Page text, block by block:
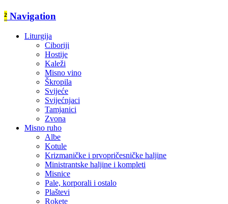
² Navigation
Liturgija
Ciboriji
Hostije
Kaleži
Misno vino
Škropila
Svijeće
Svijećnjaci
Tamjanici
Zvona
Misno ruho
Albe
Kotule
Krizmaničke i prvopričesničke haljine
Ministrantske haljine i kompleti
Misnice
Pale, korporali i ostalo
Plaštevi
Rokete